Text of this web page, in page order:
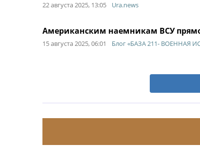
22 августа 2025, 13:05 Ura.news
Американским наемникам ВСУ
15 августа 2025, 06:01 Блог «БАЗА 211- ВОЕННАЯ